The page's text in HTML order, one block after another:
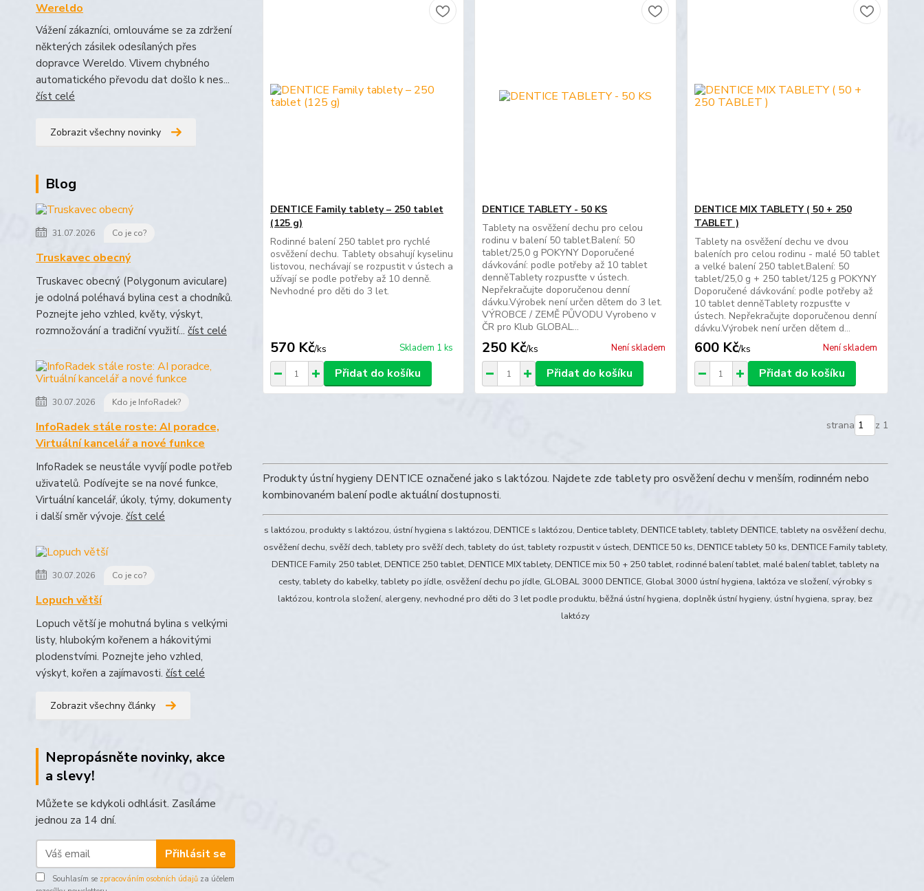
Wereldo
Vážení zákazníci, omlouváme se za zdržení
některých zásilek odesílaných přes
dopravce Wereldo. Vlivem chybného
automatického převodu dat došlo k nes...
číst celé
Zobrazit všechny novinky
Blog
31.07.2026 Co je co?
Truskavec obecný
Truskavec obecný (Polygonum aviculare)
je odolná poléhavá bylina cest a chodníků.
Poznejte jeho vzhled, květy, výskyt,
rozmnožování a tradiční využití... číst celé
30.07.2026 Kdo je InfoRadek?
InfoRadek stále roste: AI poradce,
Virtuální kancelář a nové funkce
InfoRadek se neustále vyvíjí podle potřeb
uživatelů. Podívejte se na nové funkce,
Virtuální kancelář, úkoly, týmy, dokumenty
i další směr vývoje. číst celé
30.07.2026 Co je co?
Lopuch větší
Lopuch větší je mohutná bylina s velkými
listy, hlubokým kořenem a hákovitými
plodenstvími. Poznejte jeho vzhled,
výskyt, kořen a zajímavosti. číst celé
Zobrazit všechny články
Nepropásněte novinky, akce
a slevy!
Můžete se kdykoli odhlásit. Zasíláme
jednou za 14 dní.
Přihlásit se
Souhlasím se zpracováním osobních údajů za účelem
DENTICE Family tablety – 250 tablet
(125 g)
Rodinné balení 250 tablet pro rychlé
osvěžení dechu. Tablety obsahují kyselinu
listovou, nechávají se rozpustit v ústech a
užívají se podle potřeby až 10 denně.
Nevhodné pro děti do 3 let.
570 Kč/ks Skladem 1 ks
Přidat do košíku
DENTICE TABLETY - 50 KS
Tablety na osvěžení dechu pro celou
rodinu v balení 50 tablet.Balení: 50
tablet/25,0 g POKYNY Doporučené
dávkování: podle potřeby až 10 tablet
denněTablety rozpusťte v ústech.
Nepřekračujte doporučenou denní
dávku.Výrobek není určen dětem do 3 let.
VÝROBCE / ZEMĚ PŮVODU Vyrobeno v
ČR pro Klub GLOBAL...
250 Kč/ks Není skladem
Přidat do košíku
DENTICE MIX TABLETY ( 50 + 250
TABLET )
Tablety na osvěžení dechu ve dvou
baleních pro celou rodinu - malé 50 tablet
a velké balení 250 tablet.Balení: 50
tablet/25,0 g + 250 tablet/125 g POKYNY
Doporučené dávkování: podle potřeby až
10 tablet denněTablety rozpusťte v
ústech. Nepřekračujte doporučenou denní
dávku.Výrobek není určen dětem d...
600 Kč/ks Není skladem
Přidat do košíku
strana z 1
Produkty ústní hygieny DENTICE označené jako s laktózou. Najdete zde tablety pro osvěžení dechu v menším, rodinném nebo
kombinovaném balení podle aktuální dostupnosti.
s laktózou, produkty s laktózou, ústní hygiena s laktózou, DENTICE s laktózou, Dentice tablety, DENTICE tablety, tablety DENTICE, tablety na osvěžení dechu,
osvěžení dechu, svěží dech, tablety pro svěží dech, tablety do úst, tablety rozpustit v ústech, DENTICE 50 ks, DENTICE tablety 50 ks, DENTICE Family tablety,
DENTICE Family 250 tablet, DENTICE 250 tablet, DENTICE MIX tablety, DENTICE mix 50 + 250 tablet, rodinné balení tablet, malé balení tablet, tablety na
cesty, tablety do kabelky, tablety po jídle, osvěžení dechu po jídle, GLOBAL 3000 DENTICE, Global 3000 ústní hygiena, laktóza ve složení, výrobky s
laktózou, kontrola složení, alergeny, nevhodné pro děti do 3 let podle produktu, běžná ústní hygiena, doplněk ústní hygieny, ústní hygiena, spray, bez
laktózy